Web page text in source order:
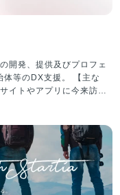
どれくらいの社員が、
力機能で顧客のIDを間
ズA調達：5億円 2023
メリハリつけた働き方
ンバーが揃っており、気
剣に向き合いますが、楽
雰囲気のスタートアップ
無理なスケジュールで業
タートアップ経営者な
が当社には集まっていま
れる環境ではあるのです
開発、提供及びプロフェ
DX支援。 【主な
イトやアプリに今来訪し
。 日本を代表する大企
ップ企業、行政・公的機
た顧客視点での新規事業